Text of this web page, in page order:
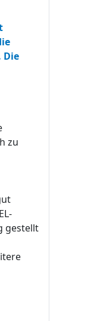
Die
zu
gestellt